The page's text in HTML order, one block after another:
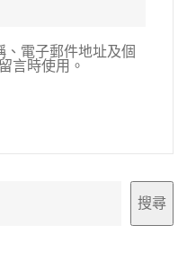
電子郵件地址及個
言時使用。
搜尋